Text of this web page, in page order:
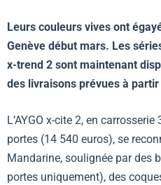
Leurs couleurs vives ont
Genève début mars. Les
x-trend 2 sont maintenant
des livraisons prévues à
L’AYGO x-cite 2, en
portes (14 540 euros), se
Mandarine, soulignée par des
portes uniquement), des